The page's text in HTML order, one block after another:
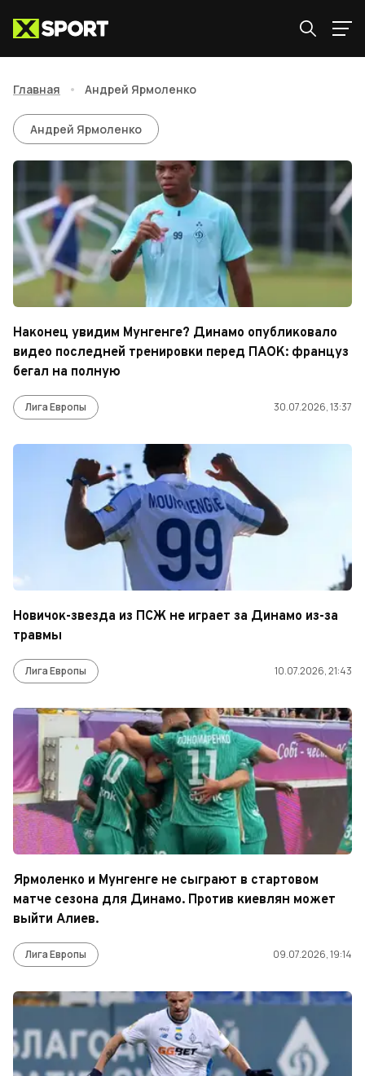
Главная • Андрей Ярмоленко
Андрей Ярмоленко
Андрей Ярмоленко
Наконец увидим Мунгенге? Динамо опубликовало
видео последней тренировки перед ПАОК: француз
бегал на полную
Лига Европы 30.07.2026, 13:37
Новичок-звезда из ПСЖ не играет за Динамо из-за
травмы
Лига Европы 10.07.2026, 21:43
Ярмоленко и Мунгенге не сыграют в стартовом
матче сезона для Динамо. Против киевлян может
выйти Алиев.
Лига Европы 09.07.2026, 19:14